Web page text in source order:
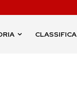
CLASSIFICA